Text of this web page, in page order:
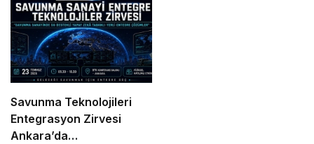
Savunma Teknolojileri
Entegrasyon Zirvesi
Ankara’da